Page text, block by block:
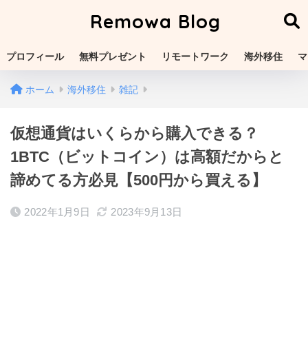
Remowa Blog
プロフィール 無料プレゼント リモートワーク 海外移住
ホーム 海外移住 雑記
仮想通貨はいくらから購入できる？
1BTC（ビットコイン）は高額だからと
諦めてる方必見【500円から買える】
2022年1月9日 2023年9月13日